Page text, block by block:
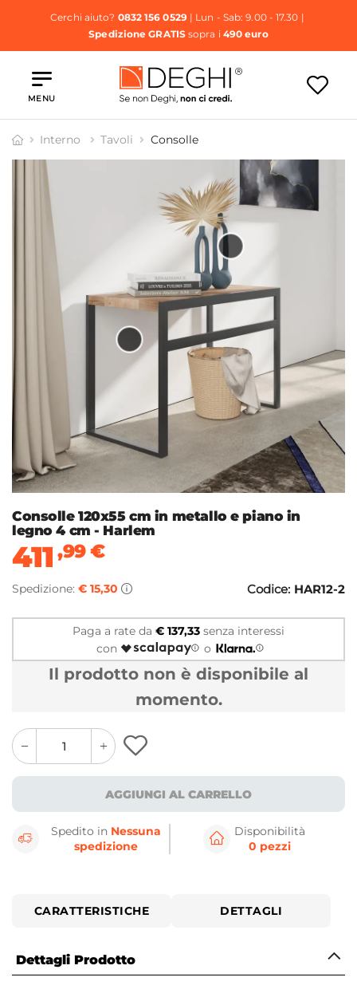
Cerchi aiuto? 0832 156 0529| Lun - Sab: 9.00 - 17.30 |
Spedizione GRATISsopra i 490 euro
MENU
Interno Tavoli Consolle
Consolle 120x55 cm in metallo e piano in
legno 4 cm - Harlem
411,99€
Spedizione: € 15,30 Codice: HAR12-2
Paga a rate da € 137,33 senza interessi
con
o
Il prodotto non è disponibile al
momento.
quantity
button
quantity
minus
button
AGGIUNGI AL CARRELLO
Spedito in Nessuna
spedizione
Disponibilità
0 pezzi
CARATTERISTICHE DETTAGLI
Dettagli Prodotto